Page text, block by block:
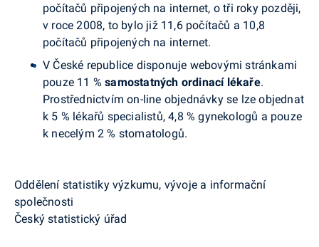
počítačů připojených na internet, o tři roky později,
v roce 2008, to bylo již 11,6 počítačů a 10,8
počítačů připojených na internet.
V České republice disponuje webovými stránkami
pouze 11 %samostatných ordinací lékaře.
Prostřednictvím on-line objednávky se lze objednat
k 5 % lékařů specialistů, 4,8 % gynekologů a pouze
k necelým 2 % stomatologů.
Oddělení statistiky výzkumu, vývoje a informační
společnosti
Český statistický úřad